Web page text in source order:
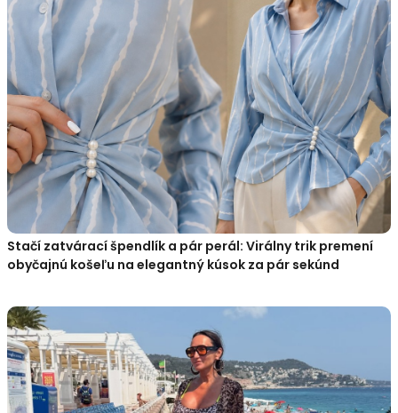
Stačí zatvárací špendlík a pár perál: Virálny trik premení
obyčajnú košeľu na elegantný kúsok za pár sekúnd